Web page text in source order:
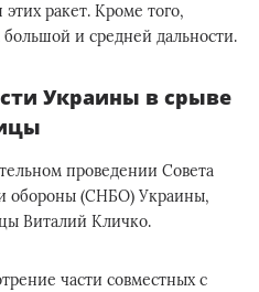
ракет. Кроме того,
и средней дальности.
Украины в срыве
проведении Совета
обороны (СНБО) Украины,
Виталий Кличко.
части совместных с